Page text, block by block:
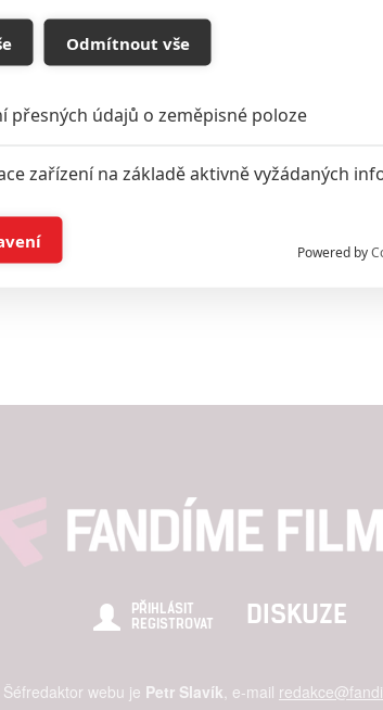
PŘIHLÁSIT
REGISTROVAT
DISKUZE
Šéfredaktor webu je Petr Slavík , e-mail
Odmítnout vše
přesných údajů o zeměpisné poloze
zařízení na základě aktivně vyžádaných
a/nebo přístup k informacím v zařízení
Powered by